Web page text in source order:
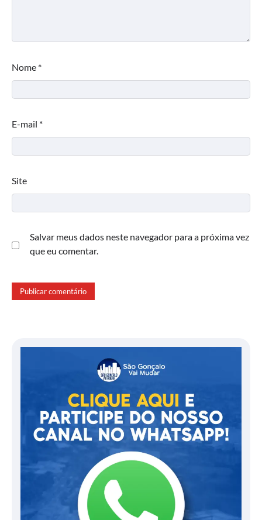
Nome *
E-mail *
Site
Salvar meus dados neste navegador para a próxima vez
que eu comentar.